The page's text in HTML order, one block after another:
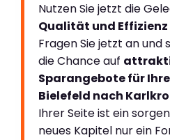
Nutzen Sie jetzt die
Qualität und Effizienz
Fragen Sie jetzt an und
die Chance auf
Sparangebote für
Bielefeld nach
Ihrer Seite ist ein
neues Kapitel nur ein